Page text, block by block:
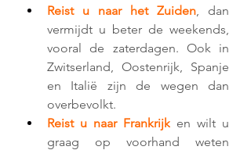
Reist u naar het Zuiden , dan
vermijdt u beter de weekends,
vooral de zaterdagen. Ook in
Zwitserland, Oostenrijk, Spanje
en Italië zijn de wegen dan
overbevolkt.
Reist u naar Frankrijk en wilt u
graag op voorhand weten